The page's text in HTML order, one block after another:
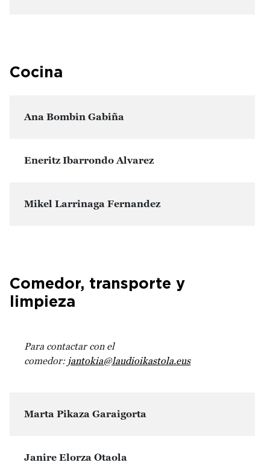
Cocina
Ana Bombin Gabiña
Eneritz Ibarrondo Alvarez
Mikel Larrinaga Fernandez
Comedor, transporte y
limpieza
Para contactar con el
comedor: jantokia@laudioikastola.eus
Marta Pikaza Garaigorta
Janire Elorza Otaola